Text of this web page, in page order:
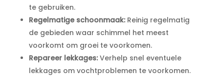
te gebruiken.​
Regelmatige schoonmaak:Reinig regelmatig
de gebieden waar schimmel het meest
voorkomt om groei te voorkomen.​
Repareer lekkages:Verhelp snel eventuele
lekkages om vochtproblemen te voorkomen.​